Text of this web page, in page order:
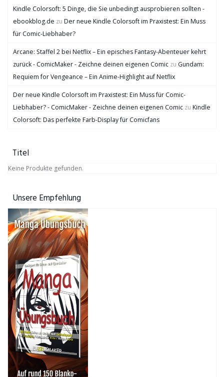
Kindle Colorsoft: 5 Dinge, die Sie unbedingt ausprobieren sollten -
ebookblog.de zu Der neue Kindle Colorsoft im Praxistest: Ein Muss
für Comic-Liebhaber?
Arcane: Staffel 2 bei Netflix – Ein episches Fantasy-Abenteuer kehrt
zurück - ComicMaker - Zeichne deinen eigenen Comic zu Gundam:
Requiem for Vengeance – Ein Anime-Highlight auf Netflix
Der neue Kindle Colorsoft im Praxistest: Ein Muss für Comic-
Liebhaber? - ComicMaker - Zeichne deinen eigenen Comic zu Kindle
Colorsoft: Das perfekte Farb-Display für Comicfans
Titel
Keine Produkte gefunden.
Unsere Empfehlung